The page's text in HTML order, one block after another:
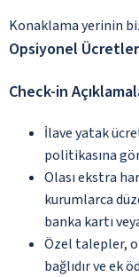
Konaklama yerinin
Opsiyonel Ücretler
Check-in
İlave yatak
politikasına
Olası ekstra
kurumlarca
banka kartı
Özel talepler,
bağlıdır ve ek